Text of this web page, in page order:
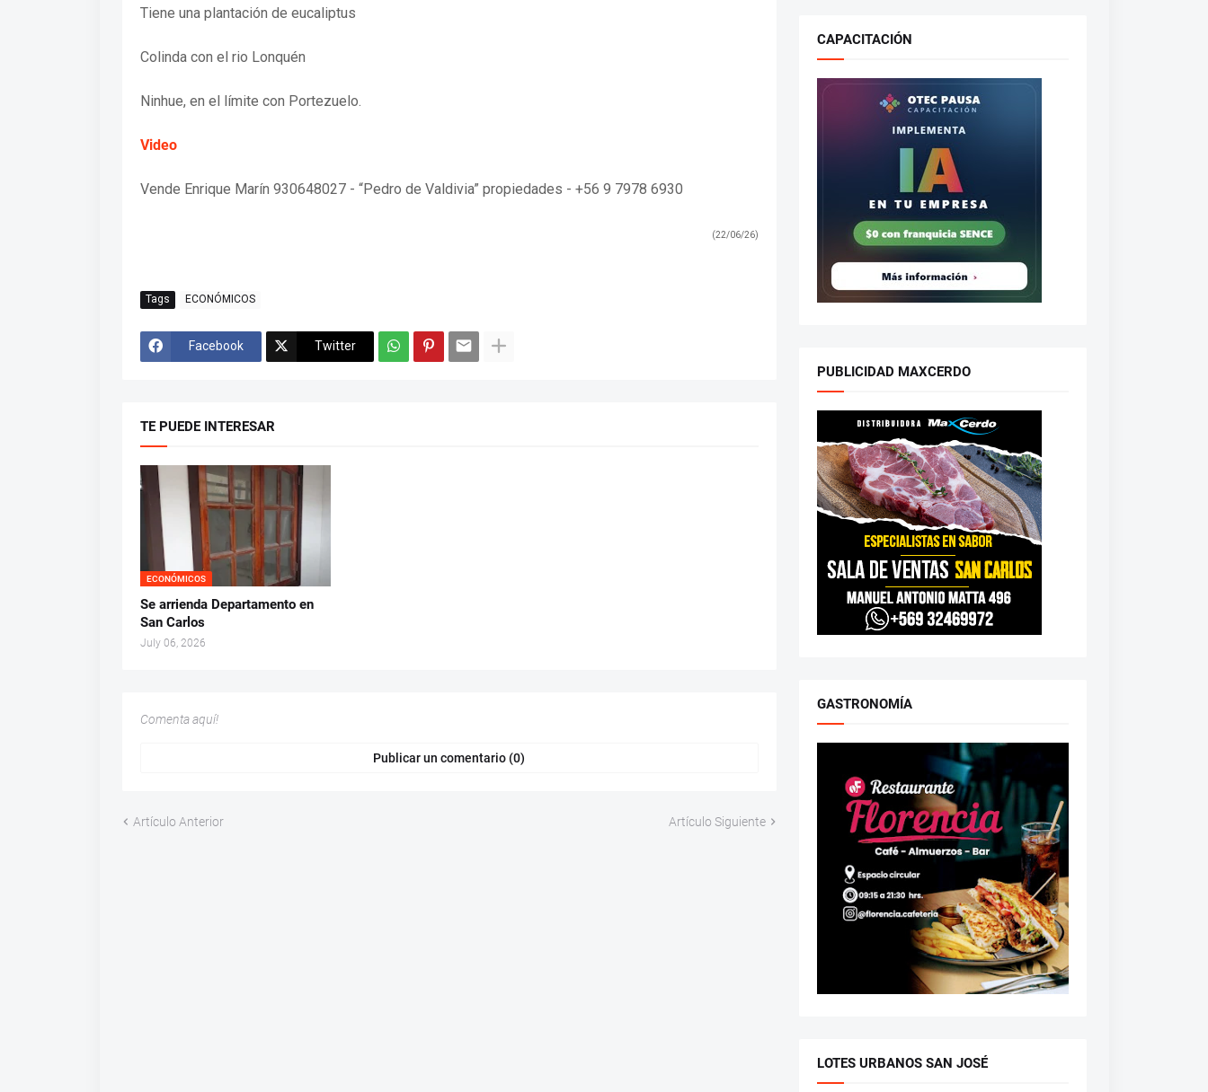
Tiene una plantación de eucaliptus
Colinda con el rio Lonquén
Ninhue, en el límite con Portezuelo.
Video
Vende Enrique Marín 930648027 - “Pedro de Valdivia” propiedades - +56 9 7978 6930
(22/06/26)
Tags ECONÓMICOS
Facebook Twitter
TE PUEDE INTERESAR
ECONÓMICOS
Se arrienda Departamento en
San Carlos
July 06, 2026
Comenta aquí!
Publicar un comentario (0)
Artículo Anterior Artículo Siguiente
CAPACITACIÓN
PUBLICIDAD MAXCERDO
GASTRONOMÍA
LOTES URBANOS SAN JOSÉ